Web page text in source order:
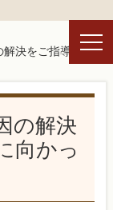
決をご指導いた
の解決
向かっ